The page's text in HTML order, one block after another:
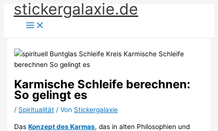
Zum
Inhalt
springen
stickergalaxie.de
Karmische Schleife berechnen:
So gelingt es
/ Spiritualität / Von Stickergalaxie
DasKonzept des Karmas, das in alten Philosophien und